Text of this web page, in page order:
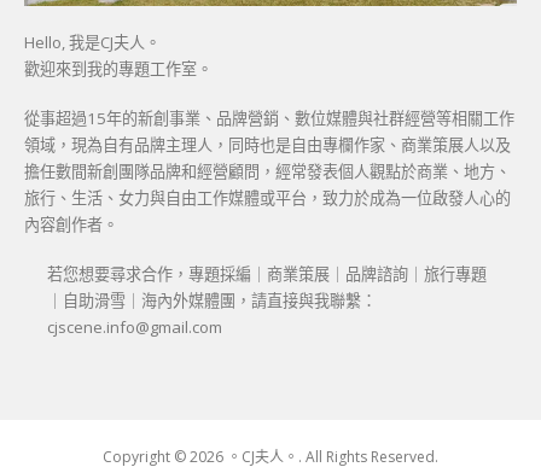
Hello, 我是CJ夫人。
歡迎來到我的專題工作室。
從事超過15年的新創事業、品牌營銷、數位媒體與社群經營等相關工作
領域，現為自有品牌主理人，同時也是自由專欄作家、商業策展人以及
擔任數間新創團隊品牌和經營顧問，經常發表個人觀點於商業、地方、
旅行、生活、女力與自由工作媒體或平台，致力於成為一位啟發人心的
內容創作者。
若您想要尋求合作，專題採編｜商業策展｜品牌諮詢｜旅行專題
｜自助滑雪｜海內外媒體團，請直接與我聯繫：
cjscene.info@gmail.com
Copyright © 2026 。CJ夫人。. All Rights Reserved.